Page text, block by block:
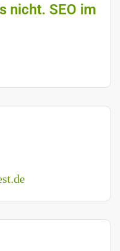
nicht. SEO im